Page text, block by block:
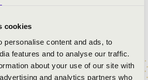
cookies
personalise content and ads, to
features and to analyse our traffic.
about your use of our site with
and analytics partners who
Karmesterversenyen a
Krżysztof Penderecki feleségétől, a
tevékenységéről ismert Elżbeta
részesült. Pártfogása
asszony kifejezetten a japán